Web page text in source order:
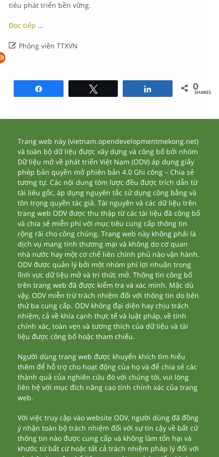
tiêu phát triển bền vững.
Đọc tiếp …
Phóng viên TTXVN
0
SHARES
Trang web này (vietnam.opendevelopmentmekong.net)
và toàn bộ dữ liệu được xây dựng và công bố bởi nhóm
Dữ liệu mở về phát triển Việt Nam (ODV) áp dụng giấy
phép bản quyền mở phiên bản 4.0 Ghi công – Chia sẻ
tương tự. Các nội dung tóm lược đều được trích dẫn từ
tài liêu gốc, áp dụng nguyên tắc sử dụng công bằng và
tôn trọng quyền tác giả. Tài nguyên và các dữ liệu trên
trang web ODV được thu thập từ các tài liệu đã công bố
và chia sẻ miễn phí với mục tiêu cung cấp thông tin
rộng rãi cho công chúng. Trang web này không phải là
dịch vụ mang tính thương mại và không do cơ quan
nhà nước hay một cơ chế liên chính phủ nào vận hành.
ODV được quản lý bởi một nhóm phi lợi nhuận trong
lĩnh vực dữ liệu mở và tri thức mở. Thông tin công bố
trên trang web đã được kiểm tra và xác minh. Mặc dù
vậy, ODV miễn trừ trách nhiệm đối với thông tin do bên
thứ ba cung cấp. ODV không đại diện hay chịu trách
nhiệm, cả về khía cạnh thực tế và luật pháp, về tính
chính xác, toàn vẹn và tương thích của dữ liệu và tài
liệu được công bố hoặc tham chiếu.
Người dùng trang web được khuyến khích tìm hiểu
thêm để hỗ trợ cho hoạt động của họ và để chia sẻ các
thành quả của nghiên cứu đó với chúng tôi, vui lòng
liên hệ với mục đích nâng cao tính chính xác của trang
web.
Với việc truy cập vào website ODV, người dùng đã đồng
ý nhận toàn bộ trách nhiệm đối với sự tin cậy về bất cứ
thông tin nào được cung cấp và không làm tổn hại và
khước từ bất cứ hoặc tất cả trách nhiệm pháp lý đối với